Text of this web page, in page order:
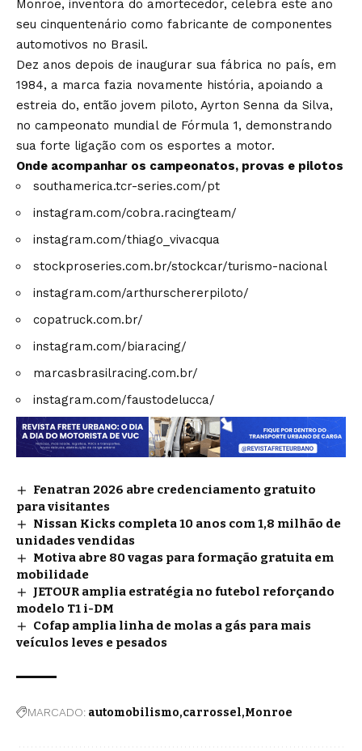
Monroe, inventora do amortecedor, celebra este ano
seu cinquentenário como fabricante de componentes
automotivos no Brasil.
Dez anos depois de inaugurar sua fábrica no país, em
1984, a marca fazia novamente história, apoiando a
estreia do, então jovem piloto, Ayrton Senna da Silva,
no campeonato mundial de Fórmula 1, demonstrando
sua forte ligação com os esportes a motor.
Onde acompanhar os campeonatos, provas e pilotos
southamerica.tcr-series.com/pt
instagram.com/cobra.racingteam/
instagram.com/thiago_vivacqua
stockproseries.com.br/stockcar/turismo-nacional
instagram.com/arthurschererpiloto/
copatruck.com.br/
instagram.com/biaracing/
marcasbrasilracing.com.br/
instagram.com/faustodelucca/
Fenatran 2026 abre credenciamento gratuito
para visitantes
Nissan Kicks completa 10 anos com 1,8 milhão de
unidades vendidas
Motiva abre 80 vagas para formação gratuita em
mobilidade
JETOUR amplia estratégia no futebol reforçando
modelo T1 i-DM
Cofap amplia linha de molas a gás para mais
veículos leves e pesados
MARCADO: automobilismo carrossel Monroe